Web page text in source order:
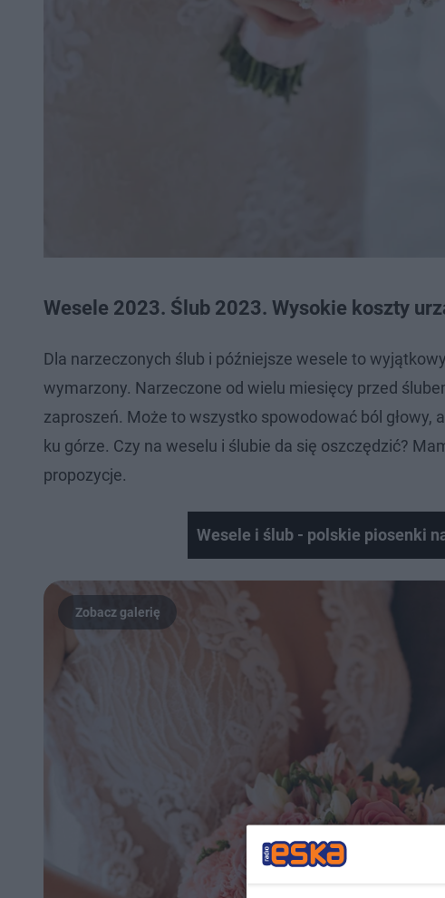
Wesele 2023. Ślub 2023. Wysokie koszty
Dla narzeczonych ślub i późniejsze wesele to
wymarzony. Narzeczone od wielu miesięcy przed
zaproszeń. Może to wszystko spowodować ból głowy,
ku górze. Czy na weselu i ślubie da się oszczędzić?
propozycje.
Wesele i ślub - polskie piosenki